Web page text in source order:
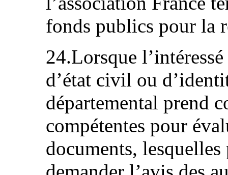
fonds publics pour la
24.Lorsque
d’état civil ou
départemental prend
compétentes pour
documents,